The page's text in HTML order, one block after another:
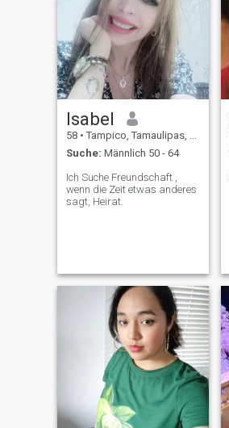
Isabel
58 • Tampico, Tamaulipas, Mexiko
Suche: Männlich 50 - 64
Ich Suche Freundschaft ,
wenn die Zeit etwas anderes
sagt, Heirat.